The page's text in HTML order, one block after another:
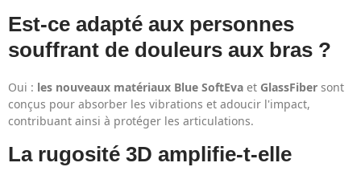
Est-ce adapté aux personnes
souffrant de douleurs aux bras ?
Oui : les nouveaux matériaux Blue SoftEva et GlassFiber sont
conçus pour absorber les vibrations et adoucir l'impact,
contribuant ainsi à protéger les articulations.
La rugosité 3D amplifie-t-elle